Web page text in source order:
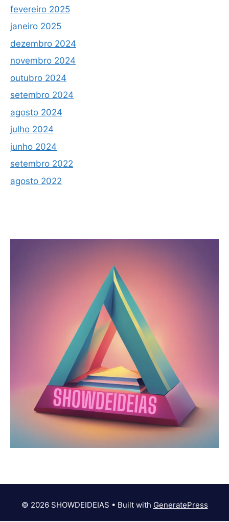
fevereiro 2025
janeiro 2025
dezembro 2024
novembro 2024
outubro 2024
setembro 2024
agosto 2024
julho 2024
junho 2024
setembro 2022
agosto 2022
© 2026 SHOWDEIDEIAS • Built with GeneratePress